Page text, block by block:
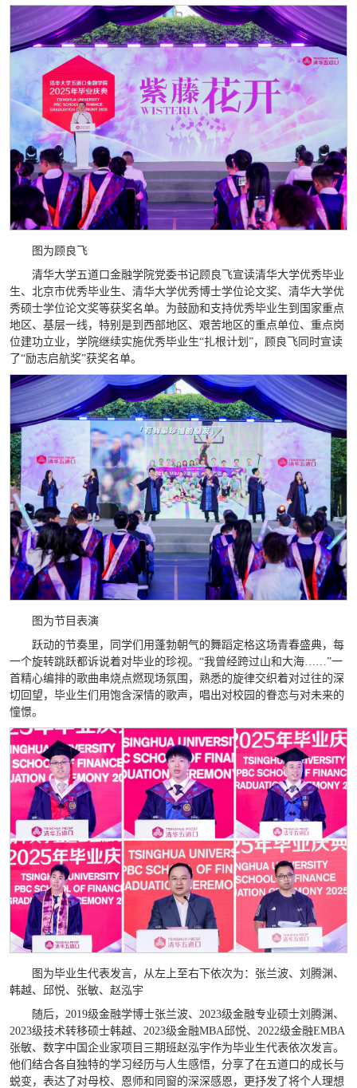
图为顾良飞
清华大学五道口金融学院党委书记顾良飞宣读清华大学优秀毕业
生、北京市优秀毕业生、清华大学优秀博士学位论文奖、清华大学优
秀硕士学位论文奖等获奖名单。为鼓励和支持优秀毕业生到国家重点
地区、基层一线，特别是到西部地区、艰苦地区的重点单位、重点岗
位建功立业，学院继续实施优秀毕业生“扎根计划”，顾良飞同时宣读
了“励志启航奖”获奖名单。
图为节目表演
跃动的节奏里，同学们用蓬勃朝气的舞蹈定格这场青春盛典，每
一个旋转跳跃都诉说着对毕业的珍视。“我曾经跨过山和大海……”一
首精心编排的歌曲串烧点燃现场氛围，熟悉的旋律交织着对过往的深
切回望，毕业生们用饱含深情的歌声，唱出对校园的眷恋与对未来的
憧憬。
图为毕业生代表发言，从左上至右下依次为：张兰波、刘腾渊、
韩越、邱悦、张敏、赵泓宇
随后，2019级金融学博士张兰波、2023级金融专业硕士刘腾渊、
2023级技术转移硕士韩越、2023级金融MBA邱悦、2022级金融EMBA
张敏、数字中国企业家项目三期班赵泓宇作为毕业生代表依次发言。
他们结合各自独特的学习经历与人生感悟，分享了在五道口的成长与
蜕变，表达了对母校、恩师和同窗的深深感恩，更抒发了将个人理想